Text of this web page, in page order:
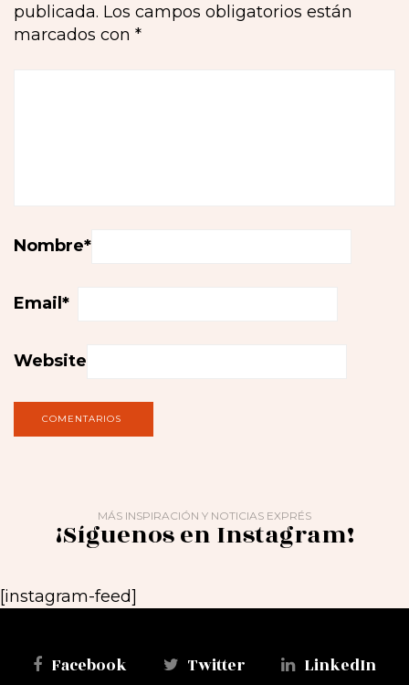
publicada. Los campos obligatorios están
marcados con *
Nombre*
Email*
Website
MÁS INSPIRACIÓN Y NOTICIAS EXPRÉS
¡Síguenos en Instagram!
[instagram-feed]
Facebook Twitter
LinkedIn